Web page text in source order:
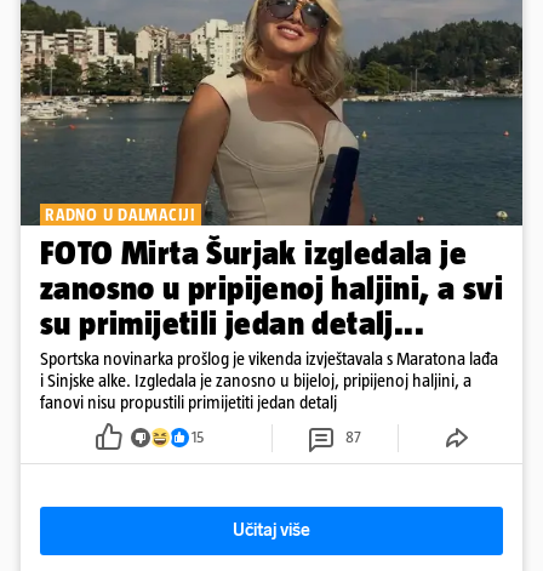
RADNO U DALMACIJI
FOTO Mirta Šurjak izgledala je
zanosno u pripijenoj haljini, a svi
su primijetili jedan detalj...
Sportska novinarka prošlog je vikenda izvještavala s Maratona lađa
i Sinjske alke. Izgledala je zanosno u bijeloj, pripijenoj haljini, a
fanovi nisu propustili primijetiti jedan detalj
15 87
Učitaj više